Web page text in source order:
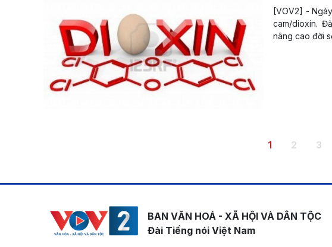
[VOV2] -
cam/dioxin.
nâng cao đời
Trang hiện thời
1 Trang
2 3
BAN VĂN HOÁ - XÃ HỘI VÀ DÂN TỘC
Đài Tiếng nói Việt Nam